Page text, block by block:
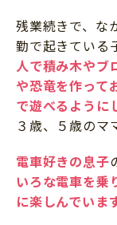
残業続きで、な
勤で起きている
人で積み木やブ
や恐竜を作って
で遊べるように
３歳、５歳のマ
電車好きの息子
いろな電車を乗
に楽しんでいま